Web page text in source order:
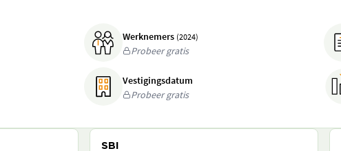
Werknemers (2024)
Probeer gratis
Vestigingsdatum
Probeer gratis
SBI